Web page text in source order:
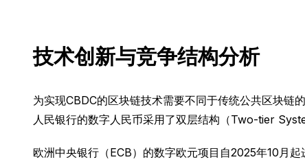
技术创新与竞争结构分析
为实现CBDC的区块链技术需要不同于传统公共区块链
人民银行的数字人民币采用了双层结构（Two-tier
欧洲中央银行（ECB）的数字欧元项目自2025年10月